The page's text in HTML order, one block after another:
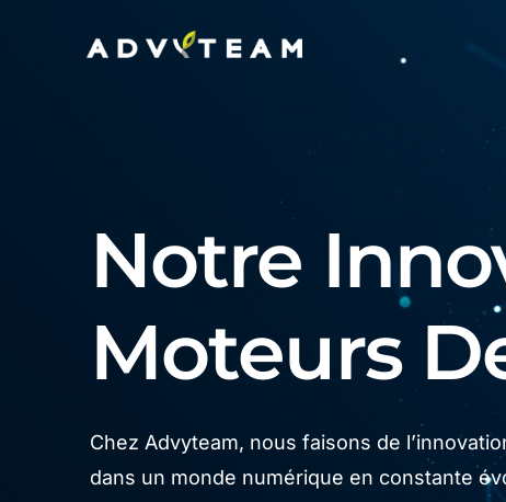
Notre
Moteurs
Chez Advyteam, nous faisons de
dans un monde numérique en constante